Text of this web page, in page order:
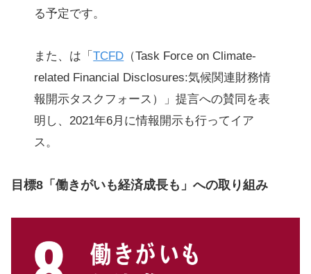
る予定です。
また、は「TCFD （Task Force on Climate-
related Financial Disclosures:気候関連財務情
報開示タスクフォース）」提言への賛同を表
明し、2021年6月に情報開示も行ってイア
ス。
目標8「働きがいも経済成長も」への取り組み